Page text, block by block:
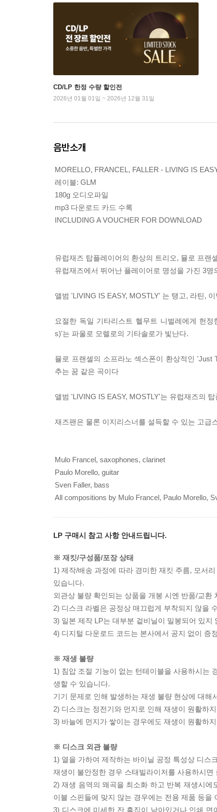
CD/LP 한정 수량 할인전
2026년 01월 01일 ~ 2026년 12월 31일
음반소개
MORELLO, FRANCEL, FALLER - LIVING IS
레이블: GLM
180g 오디오파일
mp3 다운로드 카드 수록
INCLUDING A VOUCHER FOR DOWNLOAD
유럽재즈 탑플레이어의 환상의 트리오, 뮬로 프랜
유럽재즈에서 뛰어난 플레이어로 명성을 가진 3명
앨범 'LIVING IS EASY, MOSTLY' 는 탱고, 라틴,
요절한 독일 기타리스트 헬무트 니벌레에게 헌
s)'는 파울로 모렐로의 기타솔로가 빛난다.
뮬로 프랜셀의 소프라노 섹스폰이 환상적인 'Just
추는 꿈 같은 곡이다
앨범 'LIVING IS EASY, MOSTLY'는 유럽재즈의
재즈팬은 물론 이지리스너를 설득할 수 있는 고급
Mulo Francel, saxophones, clarinet
Paulo Morello, guitar
Sven Faller, bass
All compositions by Mulo Francel, Paulo Morello,
LP 구매시 참고 사항 안내드립니다.
※ 재킷/구성품/포장 상태
1) 제작/배송 과정에 따라 경미한 재킷 주름, 모서
있습니다.
외관상 불량 확인되는 상품을 개봉 시엔 반품/교환
2) 디스크 라벨은 공정상 매끄럽게 부착되지 않을
3) 일본 제작 LP는 대부분 겉비닐이 밀봉되어 있지
4) 디지털 다운로드 코드는 본사에서 공지 없이 증
※ 재생 불량
1) 침압 조절 기능이 없는 턴테이블을 사용하시는
생할 수 있습니다.
기기 문제로 인해 발생하는 재생 불량 현상에 대
2) 디스크는 정전기와 먼지로 인해 재생이 원활하
3) 바늘에 먼지가 쌓이는 경우에도 재생이 원활하
※ 디스크 외관 불량
1) 열을 가하여 제작하는 바이닐 공정 특성상 디스
재생이 불안정한 경우 스태빌라이저를 사용하시
2) 재생 음역의 왜곡을 최소화 하고 반복 재생시
이블 스핀들에 맞지 않는 경우에는 전용 제품 등
3) 디스크에 미세한 잔 흠집이 남아있거나 인쇄